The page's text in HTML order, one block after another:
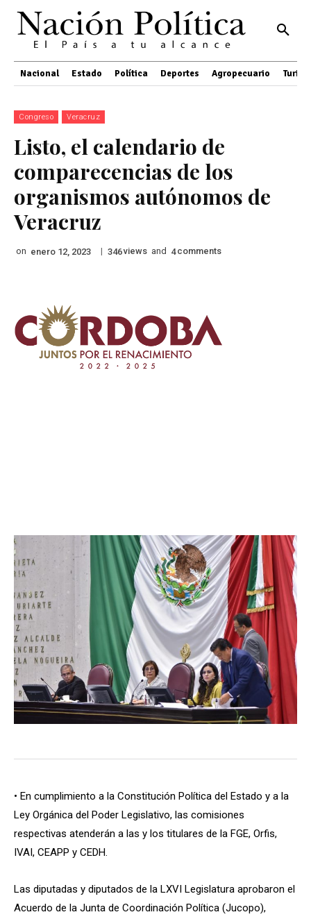
Nacional Estado Política Deportes Agropecuario
Congreso Veracruz
Listo, el calendario de
comparecencias de los
organismos autónomos de
Veracruz
on enero 12, 2023 | 346views and 4 comments
• En cumplimiento a la Constitución Política del Estado y a la
Ley Orgánica del Poder Legislativo, las comisiones
respectivas atenderán a las y los titulares de la FGE, Orfis,
IVAI, CEAPP y CEDH.
Las diputadas y diputados de la LXVI Legislatura aprobaron el
Acuerdo de la Junta de Coordinación Política (Jucopo),